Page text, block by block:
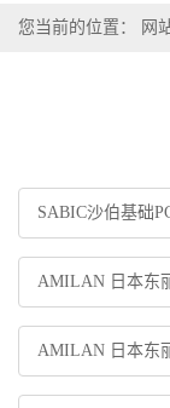
您当前的位置： 网
SABIC沙伯基础
AMILAN 日本东
AMILAN 日本东